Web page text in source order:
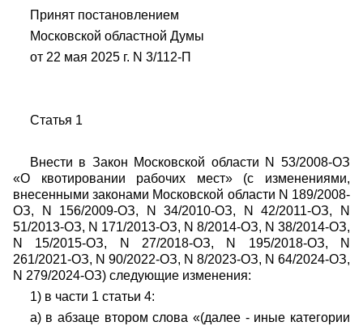
Принятпостановлением
Московской областной Думы
от 22 мая 2025 г. N 3/112-П
Статья 1
Внести в Закон Московской области N 53/2008-ОЗ
«О квотировании рабочих мест» (с изменениями,
внесенными законами Московской области N 189/2008-
ОЗ, N 156/2009-ОЗ, N 34/2010-ОЗ, N 42/2011-ОЗ, N
51/2013-ОЗ, N 171/2013-ОЗ, N 8/2014-ОЗ, N 38/2014-ОЗ,
N 15/2015-ОЗ, N 27/2018-ОЗ, N 195/2018-ОЗ, N
261/2021-ОЗ, N 90/2022-ОЗ, N 8/2023-ОЗ, N 64/2024-ОЗ,
N 279/2024-ОЗ) следующие изменения:
1) в части 1 статьи 4:
а) в абзаце втором слова «(далее - иные категории